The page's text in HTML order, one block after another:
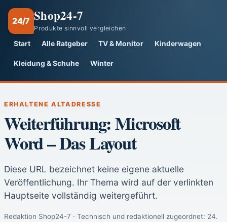
24/7 Shop24-7
Produkte sinnvoll vergleichen
Start Alle Ratgeber TV & Monitor Kinderwagen
Kleidung & Schuhe Winter
ERHALTENE ALTADRESSE
Weiterführung: Microsoft
Word – Das Layout
Diese URL bezeichnet keine eigene aktuelle
Veröffentlichung. Ihr Thema wird auf der verlinkten
Hauptseite vollständig weitergeführt.
Redaktion Shop24-7 · Technisch und redaktionell zugeordnet: 24.